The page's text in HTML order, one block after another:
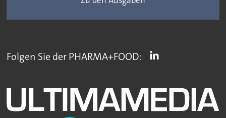
Folgen Sie der PHARMA+FOOD: